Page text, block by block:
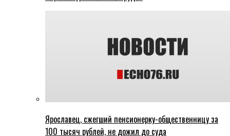
Ярославец, сжегший пенсионерку-общественницу за
100 тысяч рублей, не дожил до суда